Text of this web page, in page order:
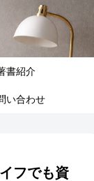
書紹介
い合わせ
フでも資